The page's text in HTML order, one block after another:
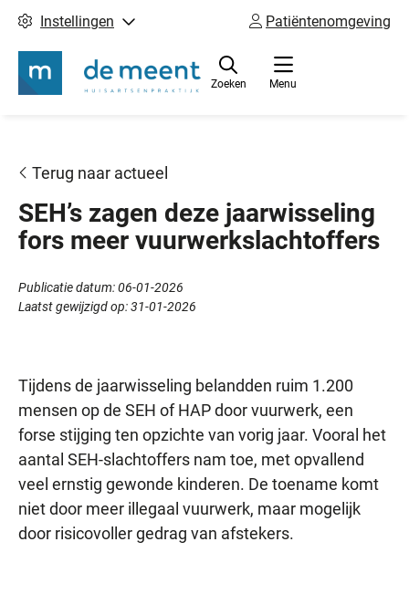
Instellingen Patiëntenomgeving
Menu
Zoeken
SEH’s zagen deze jaarwisseling
fors meer vuurwerkslachtoffers
Terug naar actueel
Publicatie datum:06-01-2026
Laatst gewijzigd op:31-01-2026
Tijdens de jaarwisseling belandden ruim 1.200
mensen op de SEH of HAP door vuurwerk, een
forse stijging ten opzichte van vorig jaar. Vooral het
aantal SEH-slachtoffers nam toe, met opvallend
veel ernstig gewonde kinderen. De toename komt
niet door meer illegaal vuurwerk, maar mogelijk
door risicovoller gedrag van afstekers.